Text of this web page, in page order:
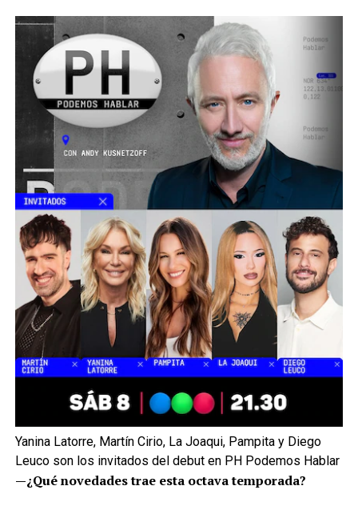
Yanina Latorre, Martín Cirio, La Joaqui, Pampita y Diego
Leuco son los invitados del debut en PH Podemos Hablar
—¿Qué novedades trae esta octava temporada?